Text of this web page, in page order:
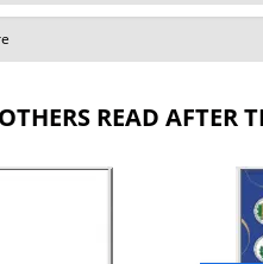
READ AFTER